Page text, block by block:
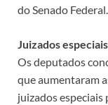
do Senado Federal.
Juizados especiais
Os deputados
que aumentaram
juizados especiais